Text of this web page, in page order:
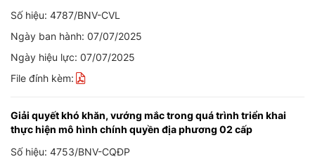
Số hiệu: 4787/BNV-CVL
Ngày ban hành: 07/07/2025
Ngày hiệu lực: 07/07/2025
File đính kèm:
Giải quyết khó khăn, vướng mắc trong quá trình triển khai
thực hiện mô hình chính quyền địa phương 02 cấp
Số hiệu: 4753/BNV-CQĐP